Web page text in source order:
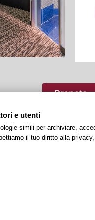
Prenota
e utenti
simili per archiviare,
il tuo diritto alla